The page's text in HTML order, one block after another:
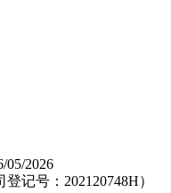
05/2026
记号：202120748H）